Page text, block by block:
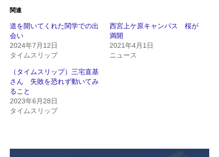
関連
道を開いてくれた関学での出
会い
2024年7月12日
タイムスリップ
西宮上ケ原キャンパス 桜が
満開
2021年4月1日
ニュース
（タイムスリップ）三宅直基
さん 失敗を恐れず動いてみ
ること
2023年6月28日
タイムスリップ